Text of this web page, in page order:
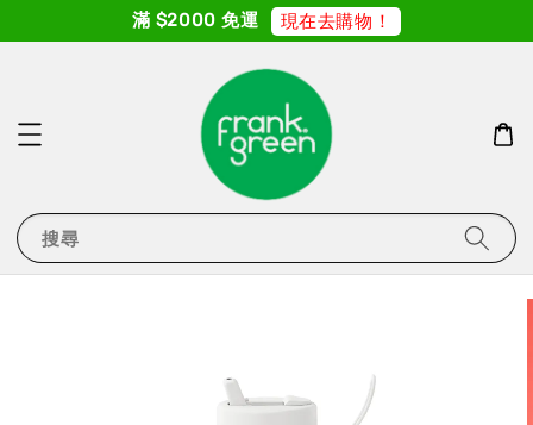
滿 $2000 免運 現在去購物！
搜尋